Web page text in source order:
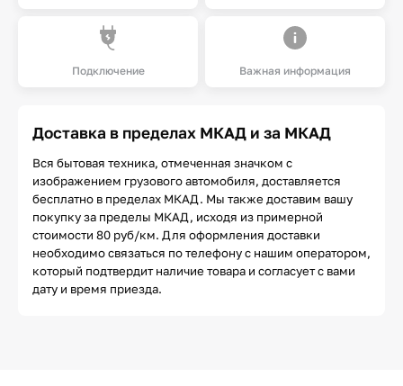
Подключение Важная информация
Доставка в пределах МКАД и за МКАД
Вся бытовая техника, отмеченная значком с
изображением грузового автомобиля, доставляется
бесплатно в пределах МКАД. Мы также доставим вашу
покупку за пределы МКАД, исходя из примерной
стоимости 80 руб/км. Для оформления доставки
необходимо связаться по телефону с нашим оператором,
который подтвердит наличие товара и согласует с вами
дату и время приезда.